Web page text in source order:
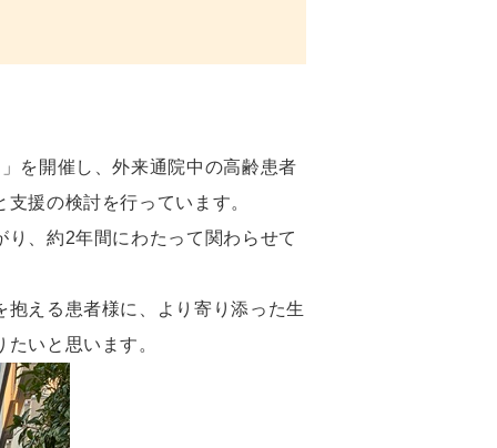
を開催し、外来通院中の高齢患者
援の検討を行っています。
、約2年間にわたって関わらせて
える患者様に、より寄り添った生
いと思います。